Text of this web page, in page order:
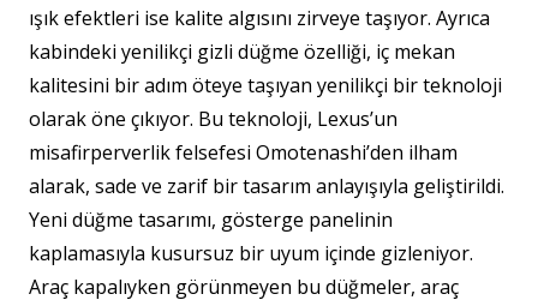
ışık efektleri ise kalite algısını zirveye taşıyor. Ayrıca
kabindeki yenilikçi gizli düğme özelliği, iç mekan
kalitesini bir adım öteye taşıyan yenilikçi bir teknoloji
olarak öne çıkıyor. Bu teknoloji, Lexus’un
misafirperverlik felsefesi Omotenashi’den ilham
alarak, sade ve zarif bir tasarım anlayışıyla geliştirildi.
Yeni düğme tasarımı, gösterge panelinin
kaplamasıyla kusursuz bir uyum içinde gizleniyor.
Araç kapalıyken görünmeyen bu düğmeler, araç